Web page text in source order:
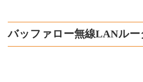
バッファロー無線LANルー